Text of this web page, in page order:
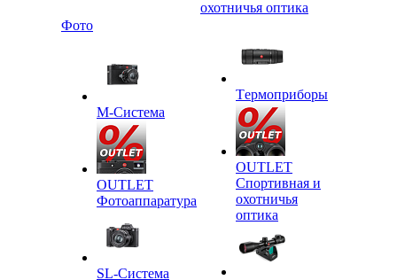
Фото
M-Система
OUTLET
Фотоаппаратура
SL-Система
охотничья оптика
Tермоприборы
OUTLET
Спортивная и
охотничья
оптика